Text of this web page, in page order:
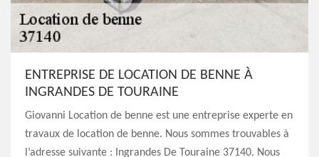
ENTREPRISE DE LOCATION DE BENNE À
INGRANDES DE TOURAINE
Giovanni Location de benne est une entreprise experte en
travaux de location de benne. Nous sommes trouvables à
l’adresse suivante : Ingrandes De Touraine 37140. Nous